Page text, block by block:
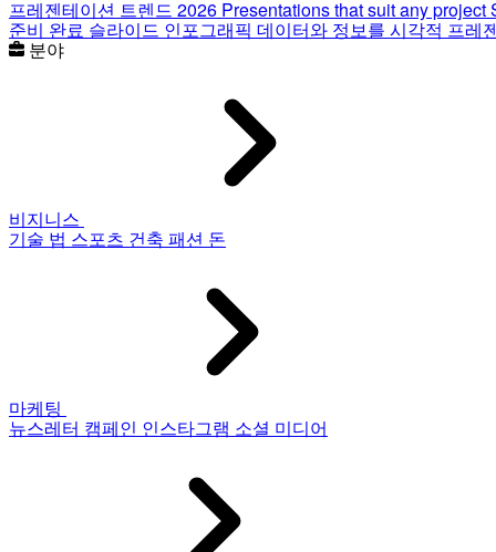
프레젠테이션 트렌드 2026 Presentations that suit any project
준비 완료 슬라이드 인포그래픽 데이터와 정보를 시각적 프레
분야
비지니스
기술 법 스포츠 건축 패션 돈
마케팅
뉴스레터 캠페인 인스타그램 소셜 미디어